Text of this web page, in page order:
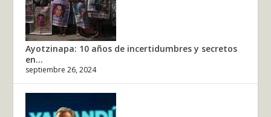
Ayotzinapa: 10 años de incertidumbres y secretos
en...
septiembre 26, 2024